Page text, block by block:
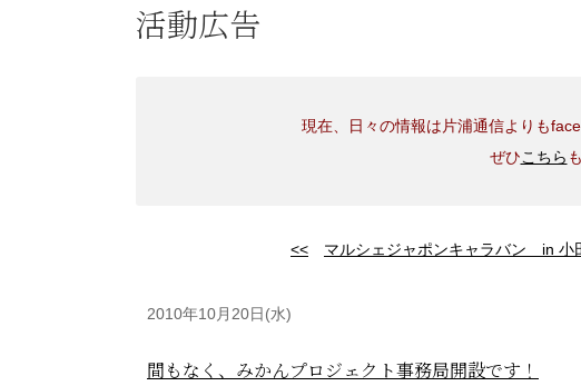
活動広告
現在、日々の情報は片浦通信よりも
ぜひこちら
<< マルシェジャポンキャラバン in 小
2010年10月20日(水)
間もなく、みかんプロジェクト事務局開設です！